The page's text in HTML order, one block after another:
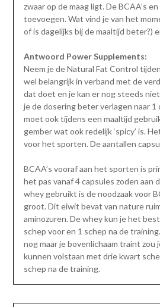
zwaar op de maag ligt. De BCAA’s
toevoegen. Wat vind je van het
of is dagelijks bij de maaltijd beter?)
Antwoord Power Supplements:
Neem je de Natural Fat Control
wel belangrijk in verband met de
dat doet en je kan er nog steeds
je de dosering beter verlagen naar 1
moet ook tijdens een maaltijd
gember wat ook redelijk ‘spicy’ is.
voor het sporten. De aantallen
BCAA’s vooraf aan het sporten is
het pas vanaf 4 capsules zoden aan
whey gebruikt is de noodzaak voor
groot. Dit eiwit bevat van nature
aminozuren. De whey kun je het
schep voor en 1 schep na de
nog maar je bovenlichaam traint zou
kunnen volstaan met drie kwart
schep na de training.